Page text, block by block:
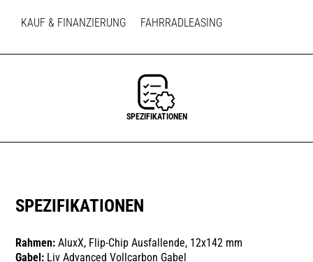
KAUF & FINANZIERUNG FAHRRADLEASING
SPEZIFIKATIONEN
SPEZIFIKATIONEN
Rahmen: AluxX, Flip-Chip Ausfallende, 12x142 mm
Gabel: Liv Advanced Vollcarbon Gabel